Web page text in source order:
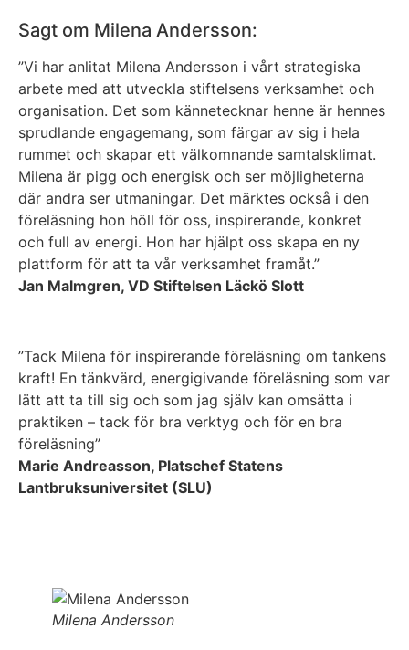
Sagt om Milena Andersson:
”Vi har anlitat Milena Andersson i vårt strategiska
arbete med att utveckla stiftelsens verksamhet och
organisation. Det som kännetecknar henne är hennes
sprudlande engagemang, som färgar av sig i hela
rummet och skapar ett välkomnande samtalsklimat.
Milena är pigg och energisk och ser möjligheterna
där andra ser utmaningar. Det märktes också i den
föreläsning hon höll för oss, inspirerande, konkret
och full av energi. Hon har hjälpt oss skapa en ny
plattform för att ta vår verksamhet framåt.”
Jan Malmgren, VD Stiftelsen Läckö Slott
”Tack Milena för inspirerande föreläsning om tankens
kraft! En tänkvärd, energigivande föreläsning som var
lätt att ta till sig och som jag själv kan omsätta i
praktiken – tack för bra verktyg och för en bra
föreläsning”
Marie Andreasson, Platschef Statens
Lantbruksuniversitet (SLU)
Milena Andersson